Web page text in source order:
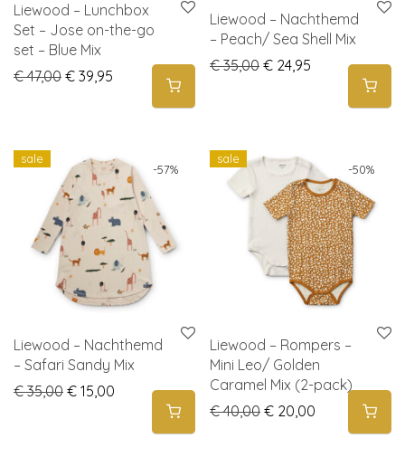
Liewood – Lunchbox
Set – Jose on-the-go
set – Blue Mix
€47,00 Original price was: € 47,00.
€ 39,95 Current price is: € 39,95.
Liewood – Nachthemd
– Peach/ Sea Shell Mix
€35,00 Original price was: €
€ 24,95 Current price
-57%
sale
Liewood – Nachthemd
– Safari Sandy Mix
€35,00 Original price was: € 35,00.
€ 15,00 Current price is: € 15,00.
-50%
sale
Liewood – Rompers –
Mini Leo/ Golden
Caramel Mix (2-pack)
€40,00 Original price was: €
€ 20,00 Current